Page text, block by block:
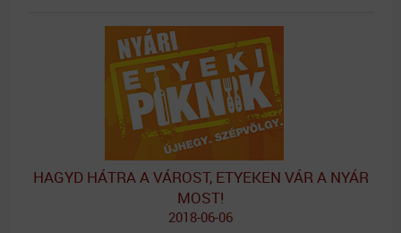
HAGYD HÁTRA A VÁROST, ETYEKEN VÁR A NYÁR
MOST!
2018-06-06